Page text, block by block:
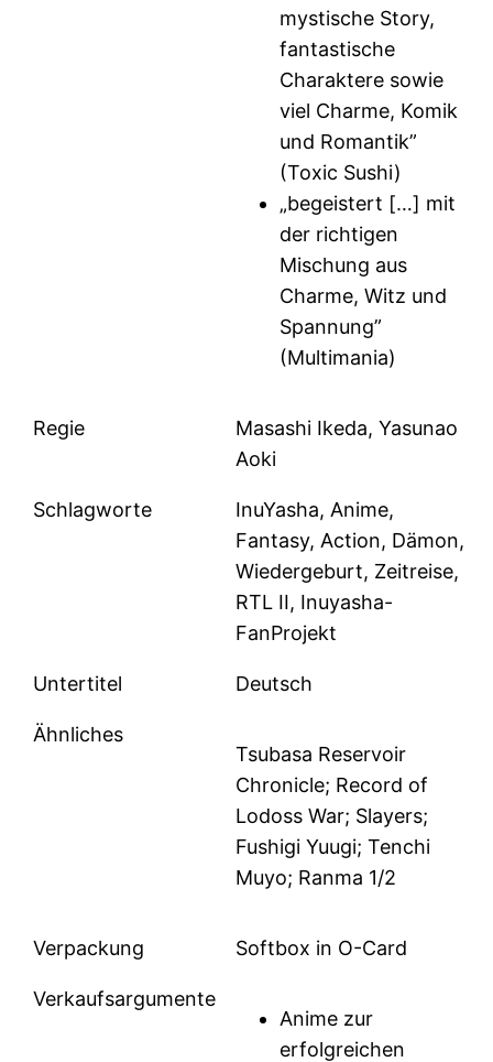
mystische Story,
fantastische
Charaktere sowie
viel Charme, Komik
und Romantik”
(Toxic Sushi)
„begeistert […] mit
der richtigen
Mischung aus
Charme, Witz und
Spannung”
(Multimania)
Regie
Masashi Ikeda, Yasunao
Aoki
Schlagworte
InuYasha, Anime,
Fantasy, Action, Dämon,
Wiedergeburt, Zeitreise,
RTL II, Inuyasha-
FanProjekt
Untertitel Deutsch
Ähnliches
Tsubasa Reservoir
Chronicle; Record of
Lodoss War; Slayers;
Fushigi Yuugi; Tenchi
Muyo; Ranma 1/2
Verpackung Softbox in O-Card
Verkaufsargumente
Anime zur
erfolgreichen